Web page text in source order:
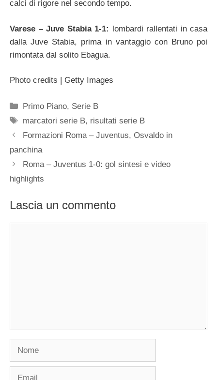
calci di rigore nel secondo tempo.
Varese – Juve Stabia 1-1: lombardi rallentati in casa
dalla Juve Stabia, prima in vantaggio con Bruno poi
rimontata dal solito Ebagua.
Photo credits | Getty Images
Categorie
Primo Piano, Serie B
Tag
marcatori serie B, risultati serie B
Formazioni Roma – Juventus, Osvaldo in
panchina
Roma – Juventus 1-0: gol sintesi e video
highlights
Lascia un commento
Nome
Email